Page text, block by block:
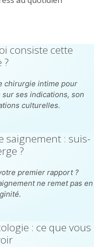
consiste cette
?
chirurgie intime pour
ses indications, son
culturelles.
saignement : suis-
?
premier rapport ?
ne remet pas en
: ce que vous